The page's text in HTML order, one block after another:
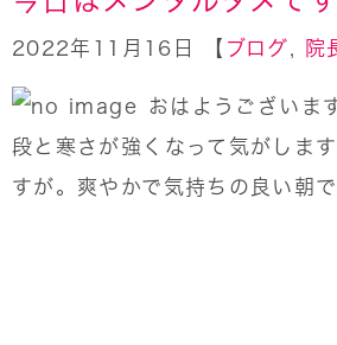
2022年11月16日 【 ブログ 院
おはようございま
段と寒さが強くなって気がしま
すが。爽やかで気持ちの良い朝